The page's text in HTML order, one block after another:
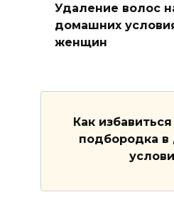
Удаление волос
домашних
женщин
Как
подбородка